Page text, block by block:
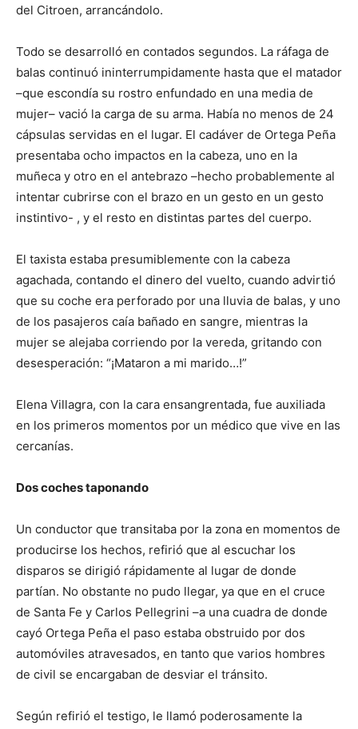
del Citroen, arrancándolo.
Todo se desarrolló en contados segundos. La ráfaga de
balas continuó ininterrumpidamente hasta que el matador
–que escondía su rostro enfundado en una media de
mujer– vació la carga de su arma. Había no menos de 24
cápsulas servidas en el lugar. El cadáver de Ortega Peña
presentaba ocho impactos en la cabeza, uno en la
muñeca y otro en el antebrazo –hecho probablemente al
intentar cubrirse con el brazo en un gesto en un gesto
instintivo- , y el resto en distintas partes del cuerpo.
El taxista estaba presumiblemente con la cabeza
agachada, contando el dinero del vuelto, cuando advirtió
que su coche era perforado por una lluvia de balas, y uno
de los pasajeros caía bañado en sangre, mientras la
mujer se alejaba corriendo por la vereda, gritando con
desesperación: “¡Mataron a mi marido…!”
Elena Villagra, con la cara ensangrentada, fue auxiliada
en los primeros momentos por un médico que vive en las
cercanías.
Dos coches taponando
Un conductor que transitaba por la zona en momentos de
producirse los hechos, refirió que al escuchar los
disparos se dirigió rápidamente al lugar de donde
partían. No obstante no pudo llegar, ya que en el cruce
de Santa Fe y Carlos Pellegrini –a una cuadra de donde
cayó Ortega Peña el paso estaba obstruido por dos
automóviles atravesados, en tanto que varios hombres
de civil se encargaban de desviar el tránsito.
Según refirió el testigo, le llamó poderosamente la